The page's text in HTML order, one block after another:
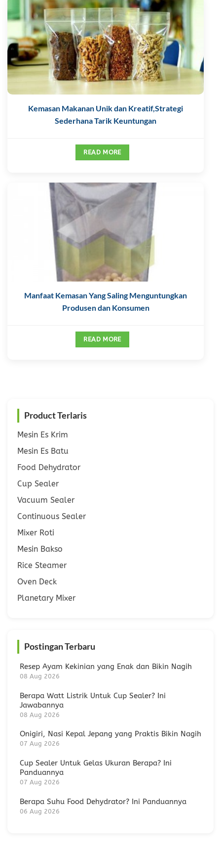
Kemasan Makanan Unik dan Kreatif,Strategi
Sederhana Tarik Keuntungan
READ MORE
Manfaat Kemasan Yang Saling Menguntungkan
Produsen dan Konsumen
READ MORE
Product Terlaris
Mesin Es Krim
Mesin Es Batu
Food Dehydrator
Cup Sealer
Vacuum Sealer
Continuous Sealer
Mixer Roti
Mesin Bakso
Rice Steamer
Oven Deck
Planetary Mixer
Postingan Terbaru
Resep Ayam Kekinian yang Enak dan Bikin Nagih
08 Aug 2026
Berapa Watt Listrik Untuk Cup Sealer? Ini
Jawabannya
08 Aug 2026
Onigiri, Nasi Kepal Jepang yang Praktis Bikin Nagih
07 Aug 2026
Cup Sealer Untuk Gelas Ukuran Berapa? Ini
Panduannya
07 Aug 2026
Berapa Suhu Food Dehydrator? Ini Panduannya
06 Aug 2026